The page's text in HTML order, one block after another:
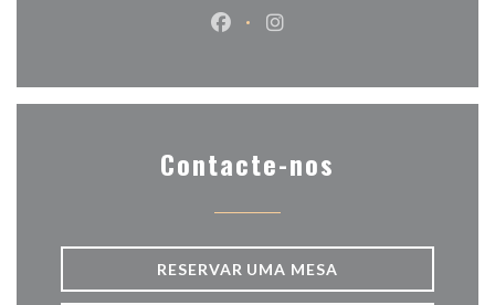
Facebook ((abre numa nova
Instagram ((abre numa
Contacte-nos
RESERVAR UMA MESA